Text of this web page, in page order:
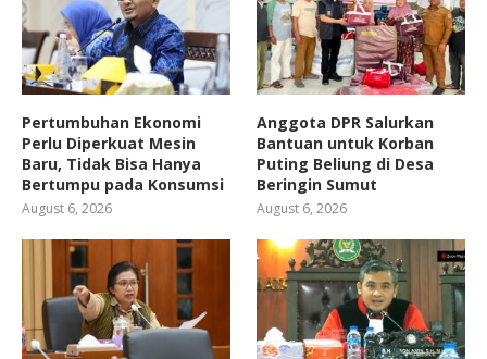
Pertumbuhan Ekonomi
Perlu Diperkuat Mesin
Baru, Tidak Bisa Hanya
Bertumpu pada Konsumsi
August 6, 2026
Anggota DPR Salurkan
Bantuan untuk Korban
Puting Beliung di Desa
Beringin Sumut
August 6, 2026